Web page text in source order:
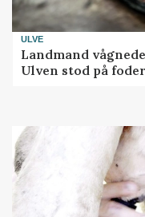
ULVE
Landmand
Ulven stod på